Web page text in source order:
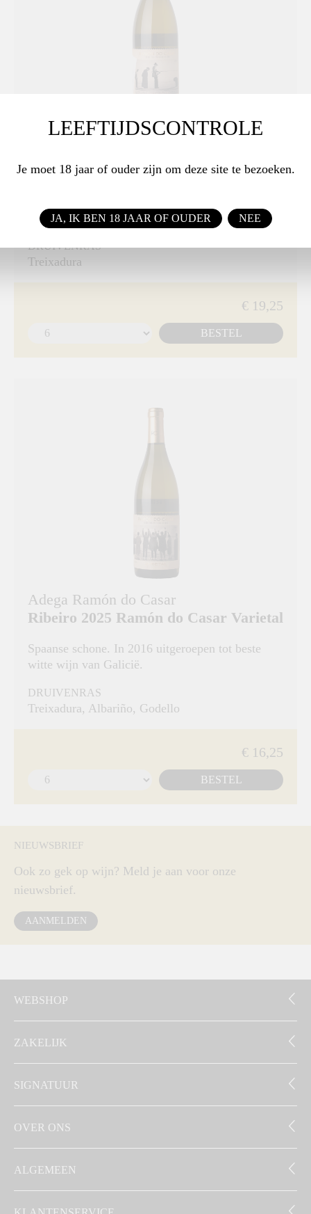
Adega Ramón do Casar
Treixadura
van Ribeiro.
DRUIVENRAS
Treixadura
€ 19,25
BESTEL
Adega Ramón do Casar
Ribeiro 2025 Ramón do Casar Varietal
Spaanse schone. In 2016 uitgeroepen tot beste
witte wijn van Galicië.
DRUIVENRAS
Treixadura, Albariño, Godello
€ 16,25
BESTEL
NIEUWSBRIEF
Ook zo gek op wijn? Meld je aan voor onze
nieuwsbrief.
AANMELDEN
WEBSHOP
ZAKELIJK
SIGNATUUR
OVER ONS
ALGEMEEN
LEEFTIJDSCONTROLE
Je moet 18 jaar of ouder zijn om deze site te bezoeken.
JA, IK BEN 18 JAAR OF OUDER NEE